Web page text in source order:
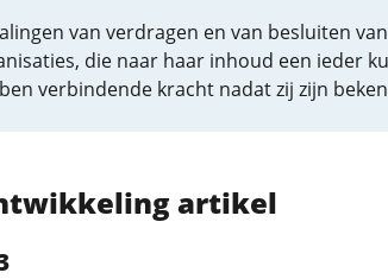
van verdragen en van besluiten
die naar haar inhoud een ieder
verbindende kracht nadat zij zijn
artikel